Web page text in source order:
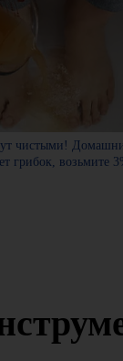
чистыми!
грибок, возьмите